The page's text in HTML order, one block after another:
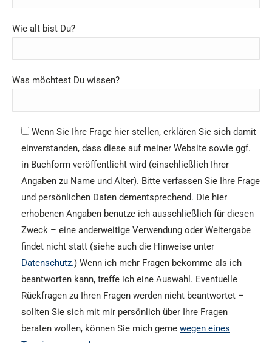
Wie alt bist Du?
Was möchtest Du wissen?
Wenn Sie Ihre Frage hier stellen, erklären Sie sich damit
einverstanden, dass diese auf meiner Website sowie ggf.
in Buchform veröffentlicht wird (einschließlich Ihrer
Angaben zu Name und Alter). Bitte verfassen Sie Ihre Frage
und persönlichen Daten dementsprechend. Die hier
erhobenen Angaben benutze ich ausschließlich für diesen
Zweck – eine anderweitige Verwendung oder Weitergabe
findet nicht statt (siehe auch die Hinweise unter
Datenschutz.) Wenn ich mehr Fragen bekomme als ich
beantworten kann, treffe ich eine Auswahl. Eventuelle
Rückfragen zu Ihren Fragen werden nicht beantwortet –
sollten Sie sich mit mir persönlich über Ihre Fragen
beraten wollen, können Sie mich gerne wegen eines